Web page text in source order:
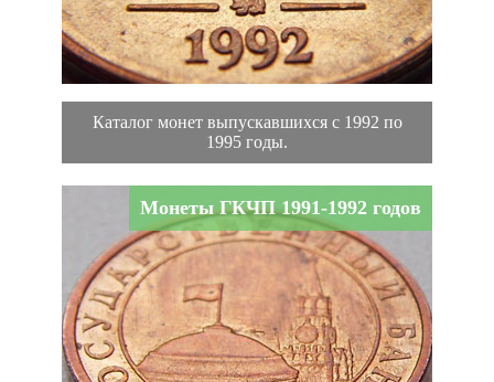
Каталог монет выпускавшихся с 1992 по
1995 годы.
Монеты ГКЧП 1991-1992 годов